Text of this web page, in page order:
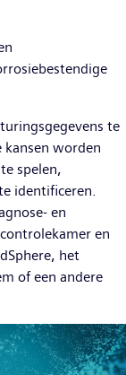
te
worden
spelen,
identificeren.
en
en
het
of een andere